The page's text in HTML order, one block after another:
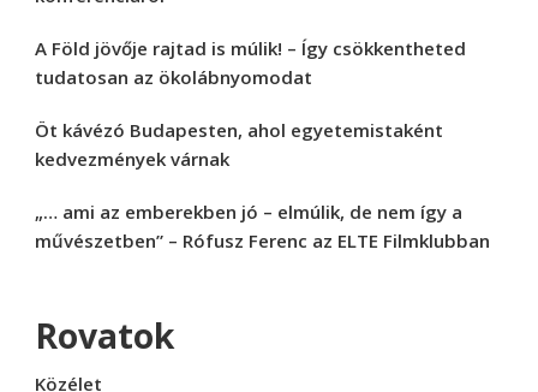
A Föld jövője rajtad is múlik! – Így csökkentheted
tudatosan az ökolábnyomodat
Öt kávézó Budapesten, ahol egyetemistaként
kedvezmények várnak
„… ami az emberekben jó – elmúlik, de nem így a
művészetben” – Rófusz Ferenc az ELTE Filmklubban
Rovatok
Közélet